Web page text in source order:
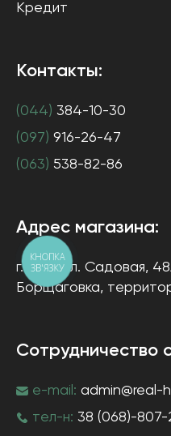
Кредит
Контакты:
(044) 384-10-30
(097) 916-26-47
(063) 538-82-86
Адрес магазина:
г. Киев ул. Садовая,
Борщаговка,
Сотрудничество
e-mail: admin@real-
тел-н: 38 (068)-807-
КНОПКА
ЗВ'ЯЗКУ